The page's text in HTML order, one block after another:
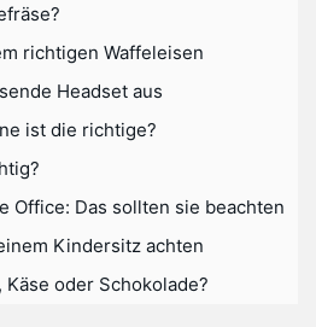
richtigen Waffeleisen
Headset aus
ist die richtige?
Office: Das sollten sie beachten
Kindersitz achten
oder Schokolade?